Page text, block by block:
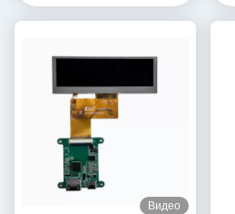
температура и высокая
Видео